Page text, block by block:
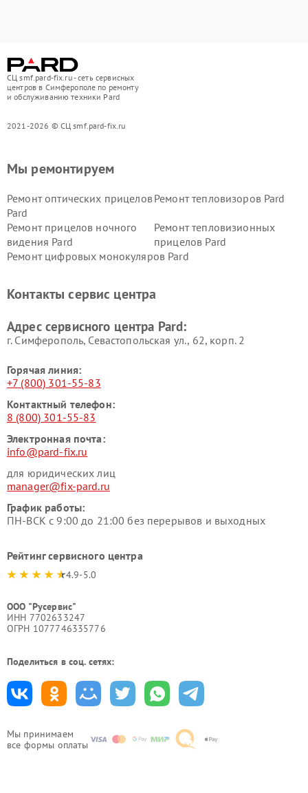
СЦ smf.pard-fix.ru - сеть сервисных
центров в Симферополе по ремонту
и обслуживанию техники Pard
2021-2026 © СЦ smf.pard-fix.ru
Мы принимаем
все формы оплаты
Мы ремонтируем
Ремонт оптических прицелов
Pard
Ремонт тепловизоров Pard
Ремонт прицелов ночного
видения Pard
Ремонт тепловизионных
прицелов Pard
Ремонт цифровых монокуляров Pard
Контакты сервис центра
Адрес сервисного центра Pard:
г. Симферополь, Севастопольская ул., 62, корп. 2
Горячая линия:
+7 (800) 301-55-83
Контактный телефон:
8 (800) 301-55-83
Электронная почта:
info@pard-fix.ru
для юридических лиц
manager@fix-pard.ru
График работы:
ПН-ВСК с 9:00 до 21:00 без перерывов и выходных
Рейтинг сервисного центра
4.9-5.0
ООО "Русервис"
ИНН 7702633247
ОГРН 1077746335776
Поделиться в соц. сетях: